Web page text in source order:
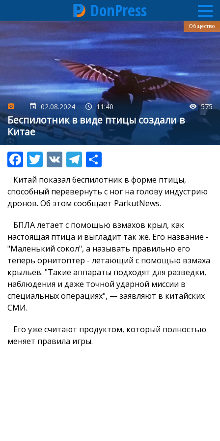
Перейти
к
основному
содержанию
DonPress
02.08.2024 11:40 575
Беспилотник в виде птицы создали в
Китае
Общество
Китай показал беспилотник в форме птицы,
способный перевернуть с ног на голову индустрию
дронов. Об этом сообщает ParkutNews.
БПЛА летает с помощью взмахов крыл, как
настоящая птица и выгладит так же. Его название -
"Маленький сокол", а называть правильно его
теперь орнитоптер - летающий с помощью взмаха
крыльев. "Такие аппараты подходят для разведки,
наблюдения и даже точной ударной миссии в
специальных операциях", — заявляют в китайских
СМИ.
Его уже считают продуктом, который полностью
меняет правила игры.